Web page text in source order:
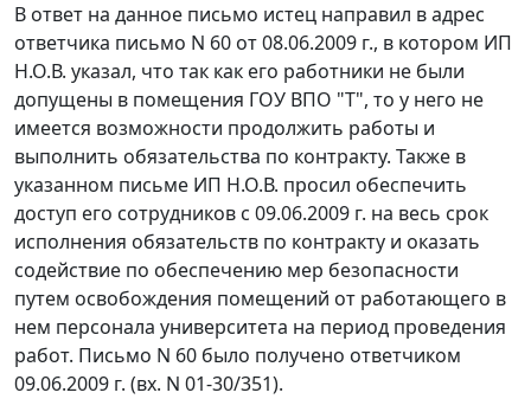
В ответ на данное письмо истец направил в адрес
ответчика письмо N 60 от 08.06.2009 г., в котором ИП
Н.О.В. указал, что так как его работники не были
допущены в помещения ГОУ ВПО "Т", то у него не
имеется возможности продолжить работы и
выполнить обязательства по контракту. Также в
указанном письме ИП Н.О.В. просил обеспечить
доступ его сотрудников с 09.06.2009 г. на весь срок
исполнения обязательств по контракту и оказать
содействие по обеспечению мер безопасности
путем освобождения помещений от работающего в
нем персонала университета на период проведения
работ. Письмо N 60 было получено ответчиком
09.06.2009 г. (вх. N 01-30/351).